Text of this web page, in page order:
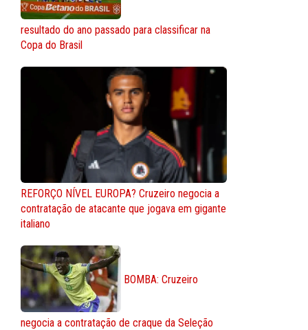
resultado do ano passado para classificar na
Copa do Brasil
REFORÇO NÍVEL EUROPA? Cruzeiro negocia a
contratação de atacante que jogava em gigante
italiano
BOMBA: Cruzeiro
negocia a contratação de craque da Seleção